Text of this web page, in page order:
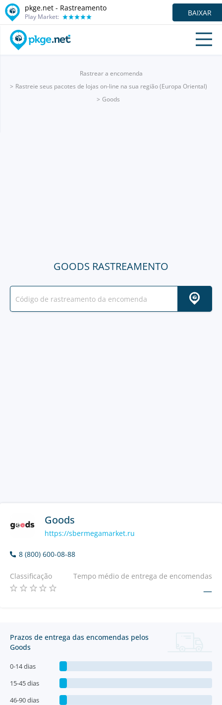
pkge.net - Rastreamento
Play Market: BAIXAR
Rastrear a encomenda
Rastreie seus pacotes de lojas on-line na sua região (Europa Oriental)
Goods
GOODS RASTREAMENTO
Goods
https://sbermegamarket.ru
8 (800) 600-08-88
Classificação Tempo médio de entrega de encomendas
—
Prazos de entrega das encomendas pelos
Goods
0-14 dias
15-45 dias
46-90 dias